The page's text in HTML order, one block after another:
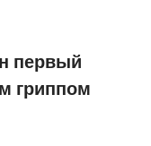
первый
гриппом